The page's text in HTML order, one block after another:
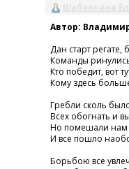
Шабалкина
Автор:
Дан старт регате,
Команды
Кто победит, вот
Кому здесь
Гребли сколь
Всех обогнать и
Но помешали нам
И все пошло
Борьбою все